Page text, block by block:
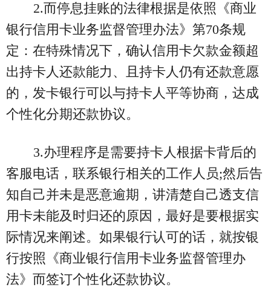
2.而停息挂账的法律根据是依照《商业
银行信用卡业务监督管理办法》第70条规
定：在特殊情况下，确认信用卡欠款金额超
出持卡人还款能力、且持卡人仍有还款意愿
的，发卡银行可以与持卡人平等协商，达成
个性化分期还款协议。
3.办理程序是需要持卡人根据卡背后的
客服电话，联系银行相关的工作人员;然后告
知自己并未是恶意逾期，讲清楚自己透支信
用卡未能及时归还的原因，最好是要根据实
际情况来阐述。如果银行认可的话，就按银
行按照《商业银行信用卡业务监督管理办
法》而签订个性化还款协议。